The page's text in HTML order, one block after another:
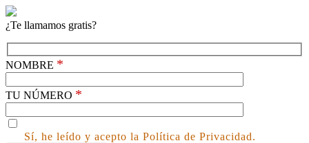
¿Te llamamos gratis?
NOMBRE *
TU NÚMERO *
Sí, he leído y acepto la Política de Privacidad.